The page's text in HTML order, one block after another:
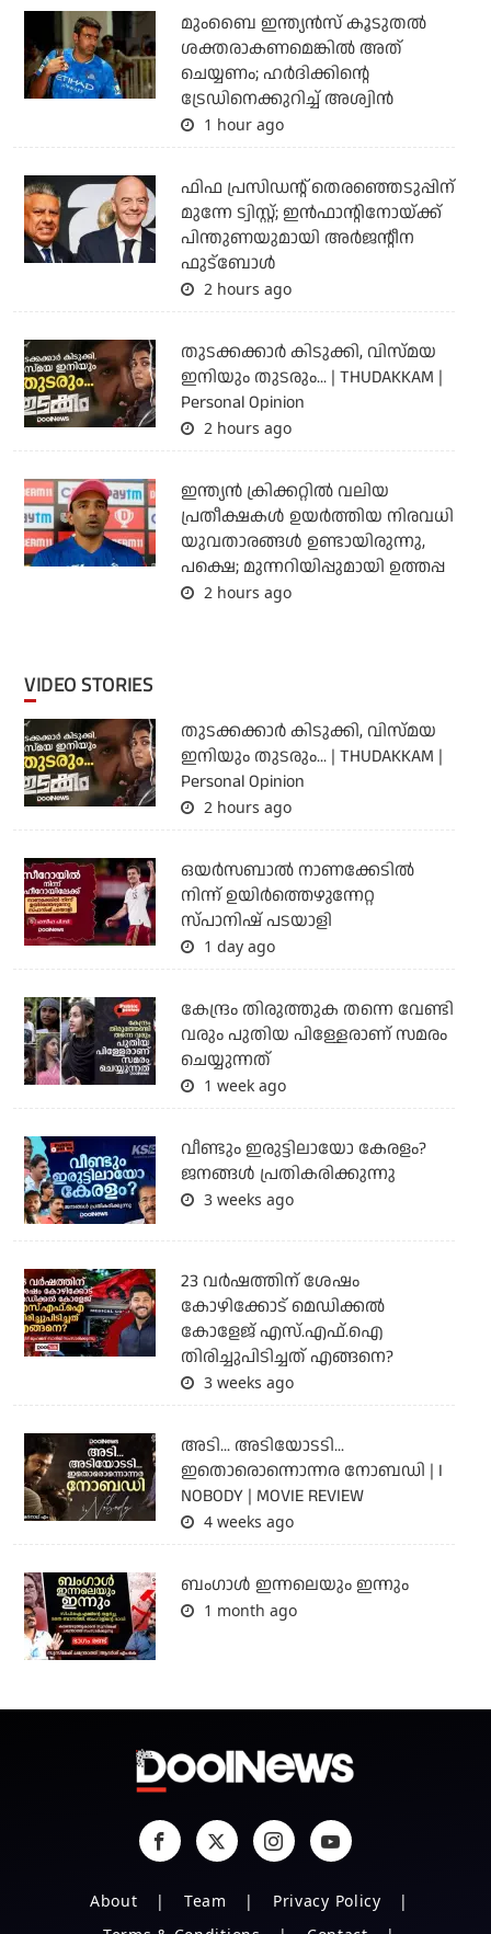
മുംബൈ ഇന്ത്യന്‍സ് കൂടുതല്‍
ശക്തരാകണമെങ്കില്‍ അത്
ചെയ്യണം; ഹര്‍ദിക്കിന്റെ
ട്രേഡിനെക്കുറിച്ച് അശ്വിന്‍
1 hour ago
ഫിഫ പ്രസിഡന്റ് തെരഞ്ഞെടുപ്പിന്
മുന്നേ ട്വിസ്റ്റ്; ഇന്‍ഫാന്റിനോയ്ക്ക്
പിന്തുണയുമായി അര്‍ജന്റീന
ഫുട്‌ബോള്‍
2 hours ago
തുടക്കക്കാര്‍ കിടുക്കി, വിസ്മയ
ഇനിയും തുടരും... | THUDAKKAM |
Personal Opinion
2 hours ago
ഇന്ത്യന്‍ ക്രിക്കറ്റില്‍ വലിയ
പ്രതീക്ഷകള്‍ ഉയര്‍ത്തിയ നിരവധി
യുവതാരങ്ങള്‍ ഉണ്ടായിരുന്നു,
പക്ഷെ; മുന്നറിയിപ്പുമായി ഉത്തപ്പ
2 hours ago
VIDEO STORIES
തുടക്കക്കാര്‍ കിടുക്കി, വിസ്മയ
ഇനിയും തുടരും... | THUDAKKAM |
Personal Opinion
2 hours ago
ഒയര്‍സബാൽ നാണക്കേടിൽ
നിന്ന് ഉയിർത്തെഴുന്നേറ്റ
സ്പാനിഷ് പടയാളി
1 day ago
കേന്ദ്രം തിരുത്തുക തന്നെ വേണ്ടി
വരും പുതിയ പിള്ളേരാണ് സമരം
ചെയ്യുന്നത്
1 week ago
വീണ്ടും ഇരുട്ടിലായോ കേരളം?
ജനങ്ങൾ പ്രതികരിക്കുന്നു
3 weeks ago
23 വർഷത്തിന് ശേഷം
കോഴിക്കോട് മെഡിക്കൽ
കോളേജ് എസ്.എഫ്.ഐ
തിരിച്ചുപിടിച്ചത് എങ്ങനെ?
3 weeks ago
അടി... അടിയോടടി...
ഇതൊരൊന്നൊന്നര നോബഡി | I
NOBODY | MOVIE REVIEW
4 weeks ago
ബംഗാള്‍ ഇന്നലെയും ഇന്നും
1 month ago
About Team
Privacy Policy